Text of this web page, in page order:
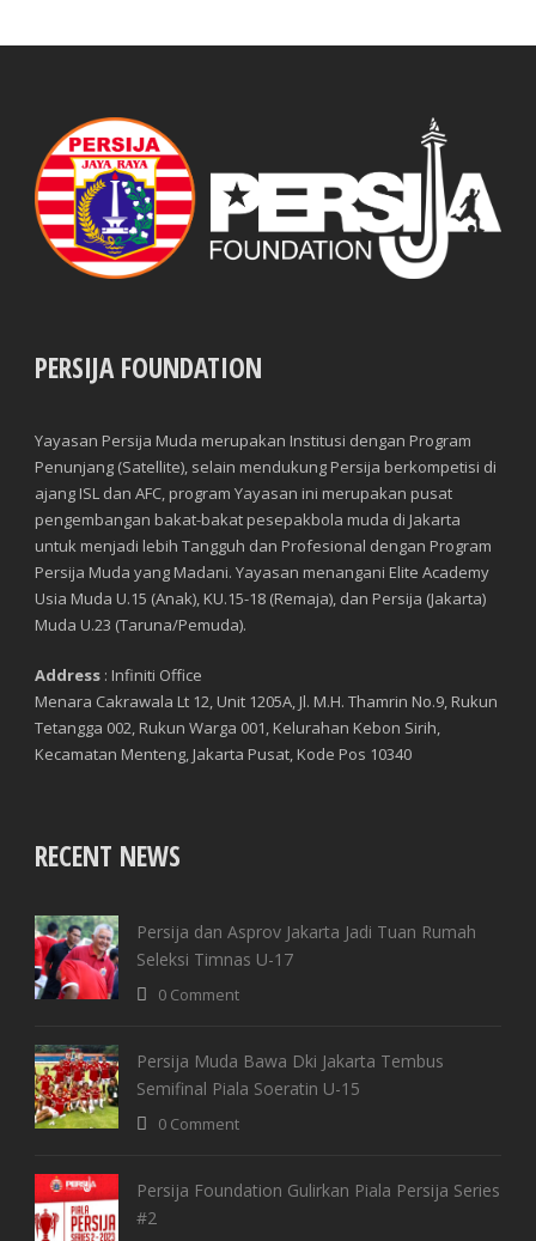
PERSIJA FOUNDATION
Yayasan Persija Muda merupakan Institusi dengan Program
Penunjang (Satellite), selain mendukung Persija berkompetisi di
ajang ISL dan AFC, program Yayasan ini merupakan pusat
pengembangan bakat-bakat pesepakbola muda di Jakarta
untuk menjadi lebih Tangguh dan Profesional dengan Program
Persija Muda yang Madani. Yayasan menangani Elite Academy
Usia Muda U.15 (Anak), KU.15-18 (Remaja), dan Persija (Jakarta)
Muda U.23 (Taruna/Pemuda).
Address : Infiniti Office
Menara Cakrawala Lt 12, Unit 1205A, Jl. M.H. Thamrin No.9, Rukun
Tetangga 002, Rukun Warga 001, Kelurahan Kebon Sirih,
Kecamatan Menteng, Jakarta Pusat, Kode Pos 10340
RECENT NEWS
Persija dan Asprov Jakarta Jadi Tuan Rumah
Seleksi Timnas U-17
0 Comment
Persija Muda Bawa Dki Jakarta Tembus
Semifinal Piala Soeratin U-15
0 Comment
Persija Foundation Gulirkan Piala Persija Series
#2